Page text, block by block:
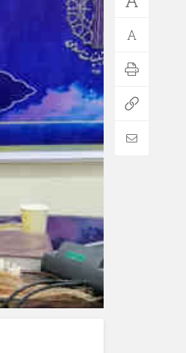
*فرهنگی
ایثار و شهادت
دفاع مقدس